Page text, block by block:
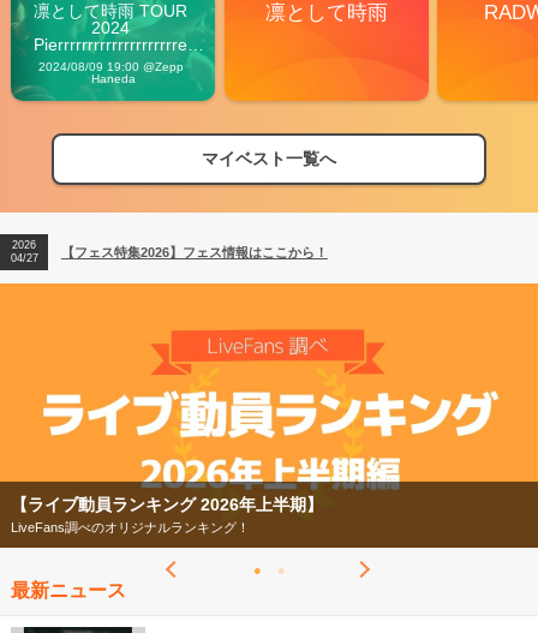
凛として時雨 TOUR
2024
Pierrrrrrrrrrrrrrrrrrrre
Vibes
2024/08/09 19:00 @Zepp
Haneda
凛として時雨
マイベスト一覧へ
【フェス特集2026】フェス情報はここから！
【ライブ動員ランキング】2026年上半期編発表！
2026
04/27
【フェス特集2026】フェス情報はここから！
2026
【ライブ動員ランキング 2026年上半期】
LiveFans調べのオリジナルランキング！
最新ニュース